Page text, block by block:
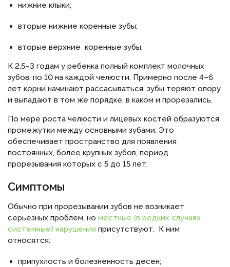
нижние клыки;
вторые нижние коренные зубы;
вторые верхние коренные зубы.
К 2,5–3 годам у ребенка полный комплект молочных
зубов: по 10 на каждой челюсти. Примерно после 4–6
лет корни начинают рассасываться, зубы теряют опору
и выпадают в том же порядке, в каком и прорезались.
По мере роста челюсти и лицевых костей образуются
промежутки между основными зубами. Это
обеспечивает пространство для появления
постоянных, более крупных зубов, период
прорезывания которых с 5 до 15 лет.
Симптомы
Обычно при прорезывании зубов не возникает
серьезных проблем, но местные (в редких случаях
системные) нарушения присутствуют. К ним
относятся:
припухлость и болезненность десен;